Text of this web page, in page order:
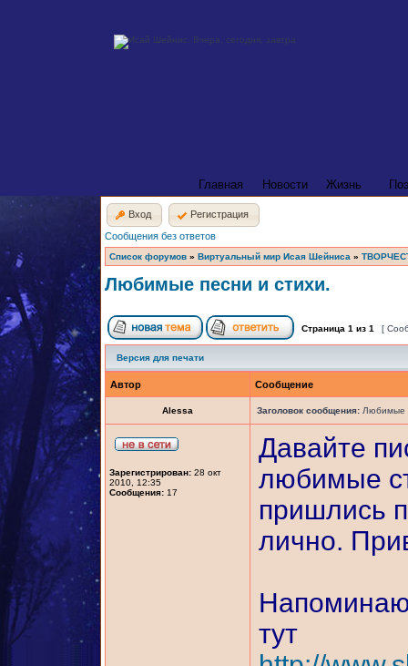
Главная Новости Жизнь
Вход
Регистрация
Сообщения без ответов
Список форумов » Виртуальный мир Исая Шейниса »
Любимые песни и стихи.
Страница 1 из 1 [
Версия для печати
Автор Сообщение
Alessa Заголовок сообщения: Любимые
Зарегистрирован: 28 окт
2010, 12:35
Сообщения: 17
Давайте
любимые
пришлись
лично.
тут